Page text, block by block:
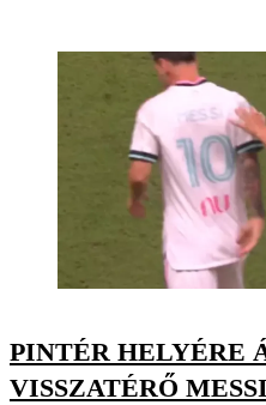
PINTÉR HELYÉRE
VISSZATÉRŐ